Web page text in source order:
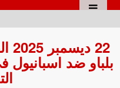
بلباو ضد